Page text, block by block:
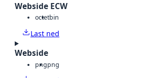
Webside ECW
octetbin
Last ned
Webside
pngpng